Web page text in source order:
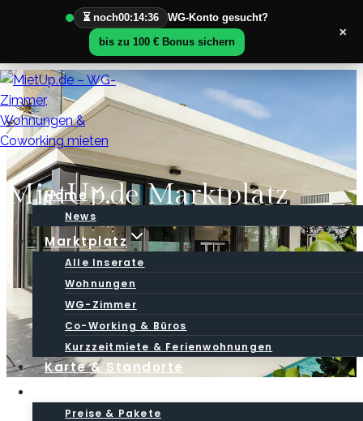
Zum
Inhalt
springen
Home
News
Marktplatz
Alle Inserate
Wohnungen
WG-Zimmer
Co-Working & Büros
Kurzzeitmiete & Ferienwohnungen
Karte & Standorte
Preise & Pakete
MietUp.de Marktplatz
⏳ noch00:14:36
WG-Konto gesucht?
bis zu 100 € Bonus sichern
×